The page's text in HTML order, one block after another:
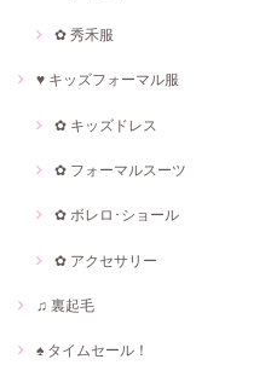
✿ 秀禾服
♥ キッズフォーマル服
✿ キッズドレス
✿ フォーマルスーツ
✿ ボレロ･ショール
✿ アクセサリー
♫ 裏起毛
♠ タイムセール！